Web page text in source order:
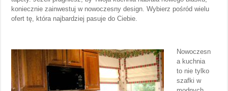
koniecznie zainwestuj w nowoczesny design. Wybierz pośród wielu
ofert tę, która najbardziej pasuje do Ciebie.
Nowoczesn
a kuchnia
to nie tylko
szafki w